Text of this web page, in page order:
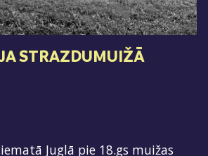
STRAZDUMUIŽĀ
Juglā pie 18.gs muižas